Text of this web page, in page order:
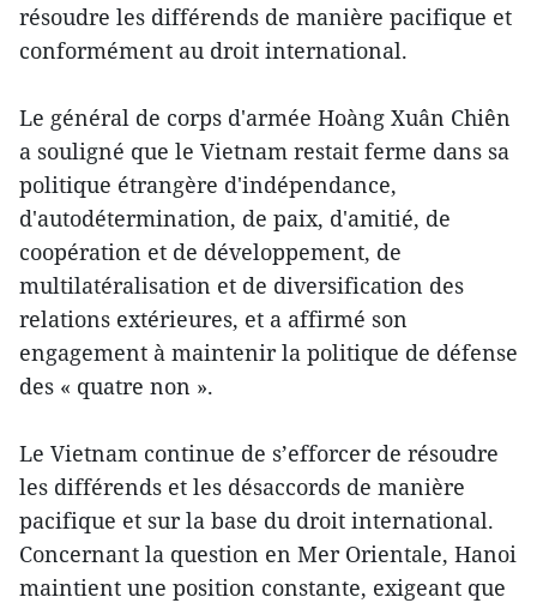
résoudre les différends de manière pacifique et
conformément au droit international.
Le général de corps d'armée Hoàng Xuân Chiên
a souligné que le Vietnam restait ferme dans sa
politique étrangère d'indépendance,
d'autodétermination, de paix, d'amitié, de
coopération et de développement, de
multilatéralisation et de diversification des
relations extérieures, et a affirmé son
engagement à maintenir la politique de défense
des « quatre non ».
Le Vietnam continue de s’efforcer de résoudre
les différends et les désaccords de manière
pacifique et sur la base du droit international.
Concernant la question en Mer Orientale, Hanoi
maintient une position constante, exigeant que